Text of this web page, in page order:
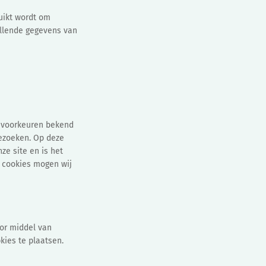
wordt om
gegevens van
bekend
Op deze
site en is het
mogen wij
middel van
te plaatsen.